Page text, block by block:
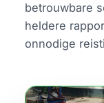
betrouwbare
heldere
onnodige